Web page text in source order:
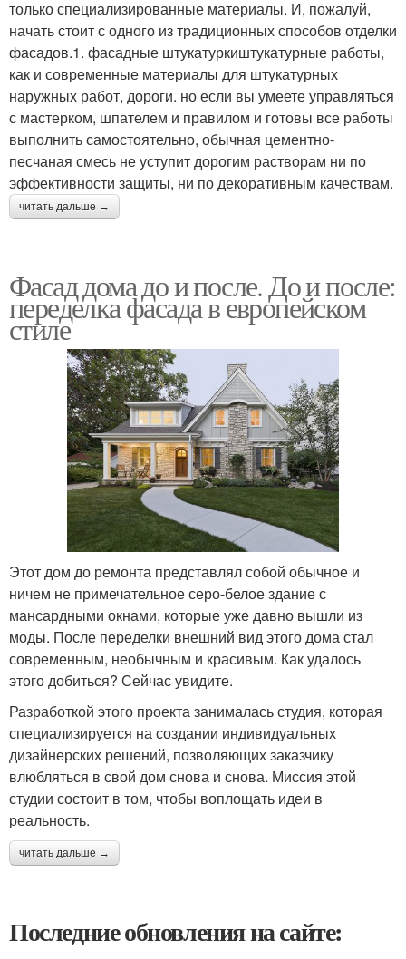
только специализированные материалы. И, пожалуй,
начать стоит с одного из традиционных способов отделки
фасадов.1. фасадные штукатуркиштукатурные работы,
как и современные материалы для штукатурных
наружных работ, дороги. но если вы умеете управляться
с мастерком, шпателем и правилом и готовы все работы
выполнить самостоятельно, обычная цементно-
песчаная смесь не уступит дорогим растворам ни по
эффективности защиты, ни по декоративным качествам.
читать дальше →
Фасад дома до и после. До и после:
переделка фасада в европейском
стиле
Этот дом до ремонта представлял собой обычное и
ничем не примечательное серо-белое здание с
мансардными окнами, которые уже давно вышли из
моды. После переделки внешний вид этого дома стал
современным, необычным и красивым. Как удалось
этого добиться? Сейчас увидите.
Разработкой этого проекта занималась студия, которая
специализируется на создании индивидуальных
дизайнерских решений, позволяющих заказчику
влюбляться в свой дом снова и снова. Миссия этой
студии состоит в том, чтобы воплощать идеи в
реальность.
читать дальше →
Последние обновления на сайте: